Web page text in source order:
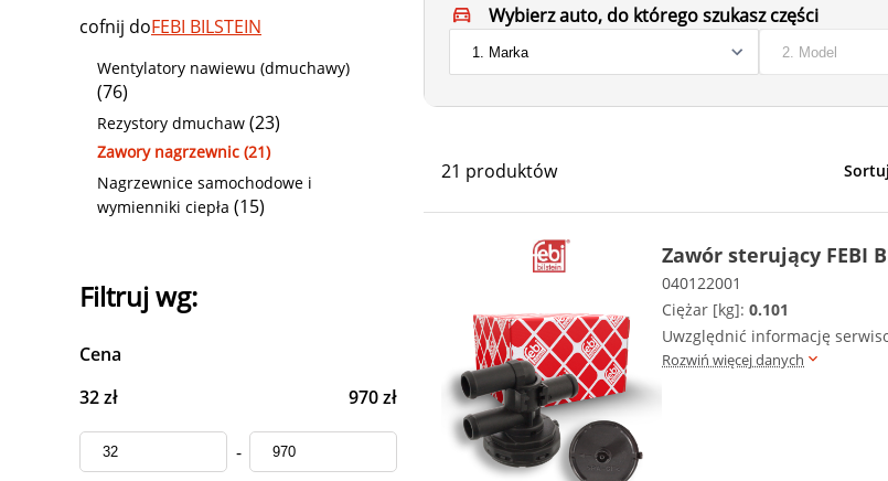
cofnij doFEBI BILSTEIN
Wentylatory nawiewu (dmuchawy)
(76)
Rezystory dmuchaw (23)
Zawory nagrzewnic (21)
Nagrzewnice samochodowe i
wymienniki ciepła (15)
Filtruj wg:
Cena
32 zł
970 zł
-
Wybierz auto, do którego szukasz części
21 produktów Sortuj
Zawór sterujący FEBI
040122001
Ciężar [kg]: 0.101
Uwzględnić informację
Rozwiń więcej danych